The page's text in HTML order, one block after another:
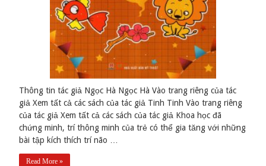
Thông tin tác giả Ngọc Hà Ngọc Hà Vào trang riêng của tác
giả Xem tất cả các sách của tác giả Tinh Tinh Vào trang riêng
của tác giả Xem tất cả các sách của tác giả Khoa học đã
chứng minh, trí thông minh của trẻ có thể gia tăng với những
bài tập kích thích trí não …
Read More »